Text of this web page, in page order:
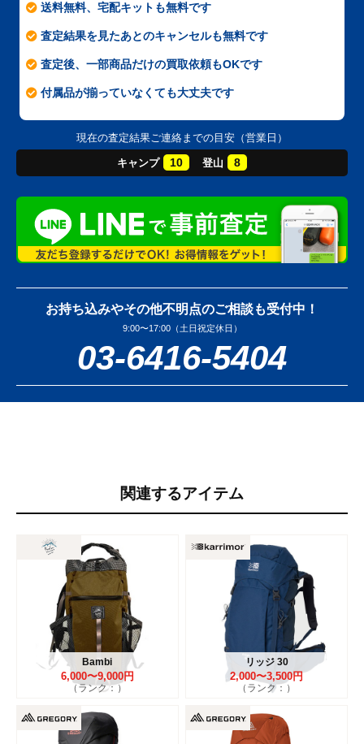
送料無料、宅配キットも無料です
査定結果を見たあとのキャンセルも無料です
査定後、一部商品だけの買取依頼もOKです
付属品が揃っていなくても大丈夫です
現在の査定結果ご連絡までの目安（営業日）
キャンプ 10 登山 8
お持ち込みやその他不明点のご相談も受付中！
9:00〜17:00（土日祝定休日）
03-6416-5404
関連するアイテム
Bambi
6,000〜9,000円
（ランク：）
リッジ 30
2,000〜3,500円
（ランク：）